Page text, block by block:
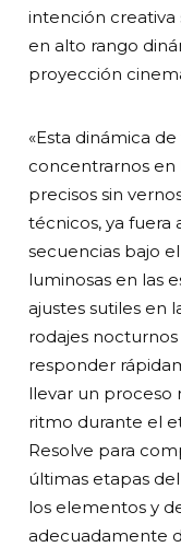
intención creativa
en alto rango
proyección
«Esta dinámica
concentrarnos en
precisos sin
técnicos, ya fuera
secuencias bajo
luminosas en las
ajustes sutiles en
rodajes
responder
llevar un
ritmo durante el
Resolve para
últimas etapas
los elementos y
adecuadamente